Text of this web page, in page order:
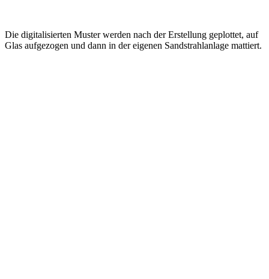
Die digitalisierten Muster werden nach der Erstellung geplottet, auf
Glas aufgezogen und dann in der eigenen Sandstrahlanlage mattiert.